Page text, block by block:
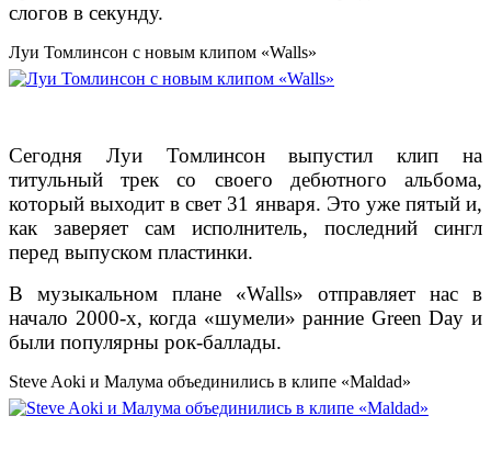
слогов в секунду.
Луи Томлинсон с новым клипом «Walls»
Сегодня Луи Томлинсон выпустил клип на
титульный трек со своего дебютного альбома,
который выходит в свет 31 января. Это уже пятый и,
как заверяет сам исполнитель, последний сингл
перед выпуском пластинки.
В музыкальном плане «Walls» отправляет нас в
начало 2000-х, когда «шумели» ранние Green Day и
были популярны рок-баллады.
Steve Aoki и Малума объединились в клипе «Maldad»